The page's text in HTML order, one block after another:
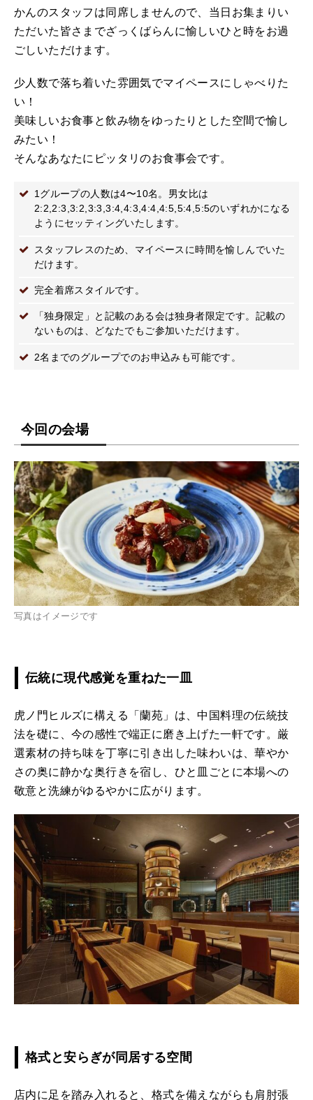
かんのスタッフは同席しませんので、当日お集まりい
ただいた皆さまでざっくばらんに愉しいひと時をお過
ごしいただけます。
少人数で落ち着いた雰囲気でマイペースにしゃべりた
い！
美味しいお食事と飲み物をゆったりとした空間で愉し
みたい！
そんなあなたにピッタリのお食事会です。
1グループの人数は4〜10名。男女比は
2:2,2:3,3:2,3:3,3:4,4:3,4:4,4:5,5:4,5:5のいずれかになる
ようにセッティングいたします。
スタッフレスのため、マイペースに時間を愉しんでいた
だけます。
完全着席スタイルです。
「独身限定」と記載のある会は独身者限定です。記載の
ないものは、どなたでもご参加いただけます。
2名までのグループでのお申込みも可能です。
今回の会場
写真はイメージです
伝統に現代感覚を重ねた一皿
虎ノ門ヒルズに構える「蘭苑」は、中国料理の伝統技
法を礎に、今の感性で端正に磨き上げた一軒です。厳
選素材の持ち味を丁寧に引き出した味わいは、華やか
さの奥に静かな奥行きを宿し、ひと皿ごとに本場への
敬意と洗練がゆるやかに広がります。
格式と安らぎが同居する空間
店内に足を踏み入れると、格式を備えながらも肩肘張